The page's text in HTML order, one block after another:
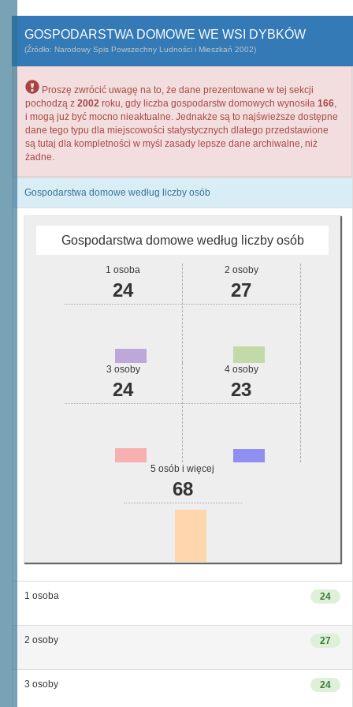
GOSPODARSTWA DOMOWE WE WSI DYBKÓW
(Źródło: Narodowy Spis Powszechny Ludności i Mieszkań 2002)
Proszę zwrócić uwagę na to, że dane prezentowane w tej sekcji
pochodzą z 2002 roku, gdy liczba gospodarstw domowych wynosiła 166,
i mogą już być mocno nieaktualne. Jednakże są to najświeższe dostępne
dane tego typu dla miejscowości statystycznych dlatego przedstawione
są tutaj dla kompletności w myśl zasady lepsze dane archiwalne, niż
żadne.
Gospodarstwa domowe według liczby osób
Gospodarstwa domowe według liczby osób
1 osoba
24
2 osoby
27
3 osoby
24
4 osoby
23
5 osób i więcej
68
24
1 osoba
27
2 osoby
24
3 osoby